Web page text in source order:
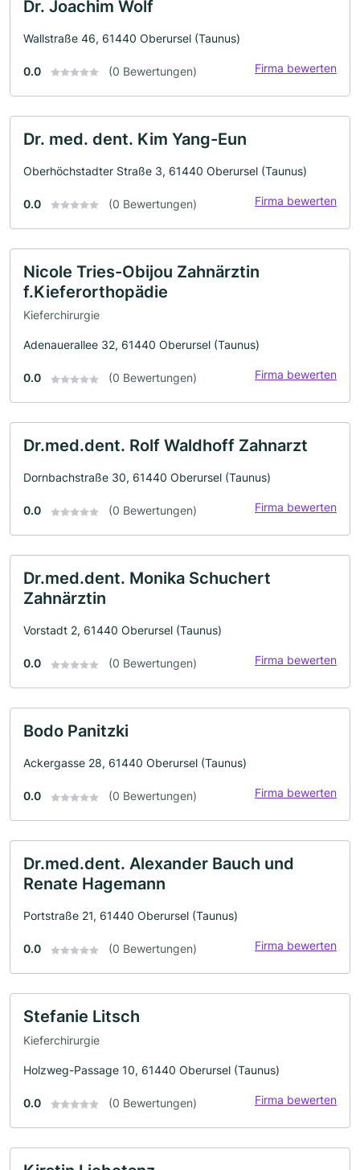
Dr. Joachim Wolf
Wallstraße 46, 61440 Oberursel (Taunus)
0.0 (0 Bewertungen) Firma bewerten
Dr. med. dent. Kim Yang-Eun
Oberhöchstadter Straße 3, 61440 Oberursel (Taunus)
0.0 (0 Bewertungen) Firma bewerten
Nicole Tries-Obijou Zahnärztin
f.Kieferorthopädie
Kieferchirurgie
Adenauerallee 32, 61440 Oberursel (Taunus)
0.0 (0 Bewertungen) Firma bewerten
Dr.med.dent. Rolf Waldhoff Zahnarzt
Dornbachstraße 30, 61440 Oberursel (Taunus)
0.0 (0 Bewertungen) Firma bewerten
Dr.med.dent. Monika Schuchert
Zahnärztin
Vorstadt 2, 61440 Oberursel (Taunus)
0.0 (0 Bewertungen) Firma bewerten
Bodo Panitzki
Ackergasse 28, 61440 Oberursel (Taunus)
0.0 (0 Bewertungen) Firma bewerten
Dr.med.dent. Alexander Bauch und
Renate Hagemann
Portstraße 21, 61440 Oberursel (Taunus)
0.0 (0 Bewertungen) Firma bewerten
Stefanie Litsch
Kieferchirurgie
Holzweg-Passage 10, 61440 Oberursel (Taunus)
0.0 (0 Bewertungen) Firma bewerten